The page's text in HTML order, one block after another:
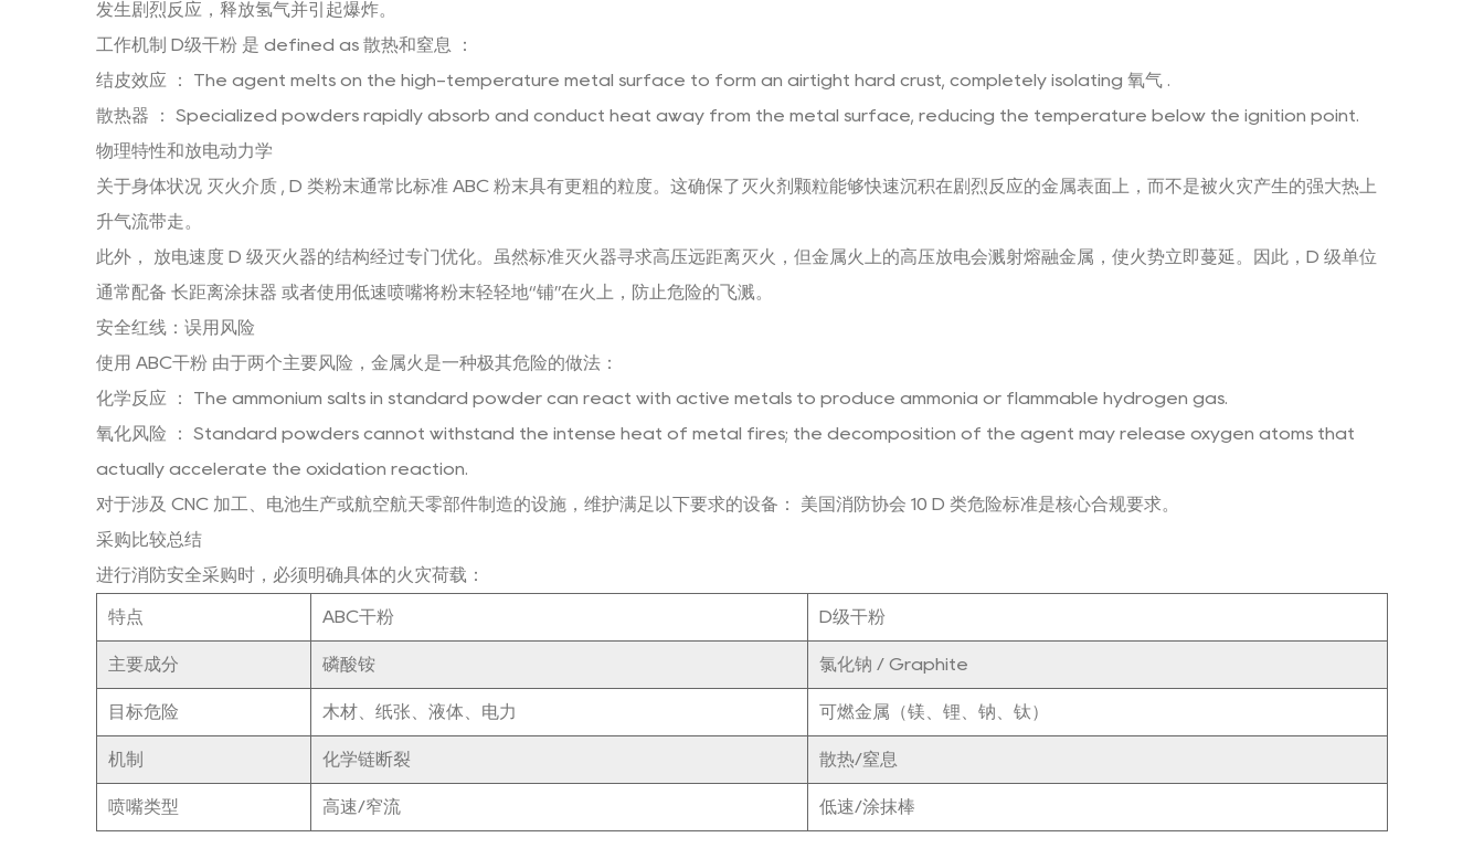
发生剧烈反应，释放氢气并引起爆炸。
工作机制 D级干粉 是 defined as 散热和窒息 ：
结皮效应 ： The agent melts on the high-temperature metal surface to form an airtight hard crust, completely isolating 氧气 .
散热器 ： Specialized powders rapidly absorb and conduct heat away from the metal surface, reducing the temperature below the ignition point.
物理特性和放电动力学
关于身体状况 灭火介质 , D 类粉末通常比标准 ABC 粉末具有更粗的粒度。这确保了灭火剂颗粒能够快速沉积在剧烈反应的金属表面上，而不是被火灾产生的强大热上
升气流带走。
此外， 放电速度 D 级灭火器的结构经过专门优化。虽然标准灭火器寻求高压远距离灭火，但金属火上的高压放电会溅射熔融金属，使火势立即蔓延。因此，D 级单位
通常配备 长距离涂抹器 或者使用低速喷嘴将粉末轻轻地“铺”在火上，防止危险的飞溅。
安全红线：误用风险
使用 ABC干粉 由于两个主要风险，金属火是一种极其危险的做法：
化学反应 ： The ammonium salts in standard powder can react with active metals to produce ammonia or flammable hydrogen gas.
氧化风险 ： Standard powders cannot withstand the intense heat of metal fires; the decomposition of the agent may release oxygen atoms that
actually accelerate the oxidation reaction.
对于涉及 CNC 加工、电池生产或航空航天零部件制造的设施，维护满足以下要求的设备： 美国消防协会 10 D 类危险标准是核心合规要求。
采购比较总结
进行消防安全采购时，必须明确具体的火灾荷载：
特点 ABC干粉 D级干粉
主要成分 磷酸铵 氯化钠 / Graphite
目标危险 木材、纸张、液体、电力 可燃金属（镁、锂、钠、钛）
机制 化学链断裂 散热/窒息
喷嘴类型 高速/窄流 低速/涂抹棒